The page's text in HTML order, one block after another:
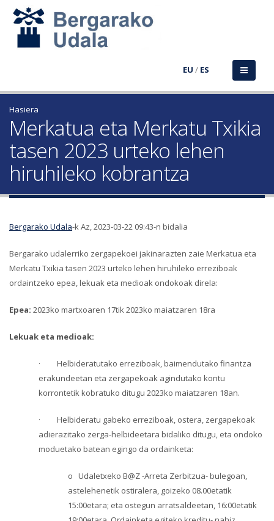
EU / ES
Hasiera
Merkatua eta Merkatu Txikia
tasen 2023 urteko lehen
hiruhileko kobrantza
Bergarako Udala-k Az, 2023-03-22 09:43-n bidalia
Bergarako udalerriko zergapekoei jakinarazten zaie Merkatua eta
Merkatu Txikia tasen 2023 urteko lehen hiruhileko erreziboak
ordaintzeko epea, lekuak eta medioak ondokoak direla:
Epea: 2023ko martxoaren 17tik 2023ko maiatzaren 18ra
Lekuak eta medioak:
· Helbideratutako erreziboak, baimendutako finantza
erakundeetan eta zergapekoak agindutako kontu
korrontetik kobratuko ditugu 2023ko maiatzaren 18an.
· Helbideratu gabeko erreziboak, ostera, zergapekoak
adierazitako zerga-helbideetara bidaliko ditugu, eta ondoko
moduetako batean egingo da ordainketa:
o Udaletxeko B@Z -Arreta Zerbitzua- bulegoan,
astelehenetik ostiralera, goizeko 08.00etatik
15:00etara; eta ostegun arratsaldeetan, 16:00etatik